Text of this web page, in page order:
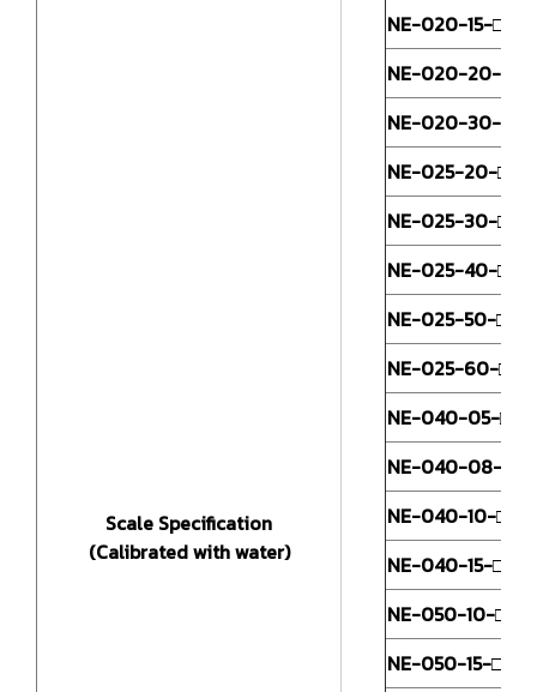
Scale Specification
(Calibrated with water)
NE-020-15-□
NE-020-20-□
NE-020-30-□
NE-025-20-□
NE-025-30-□
NE-025-40-□
NE-025-50-□
NE-025-60-□
NE-040-05-□
NE-040-08-□
NE-040-10-□
NE-040-15-□
NE-050-10-□
NE-050-15-□